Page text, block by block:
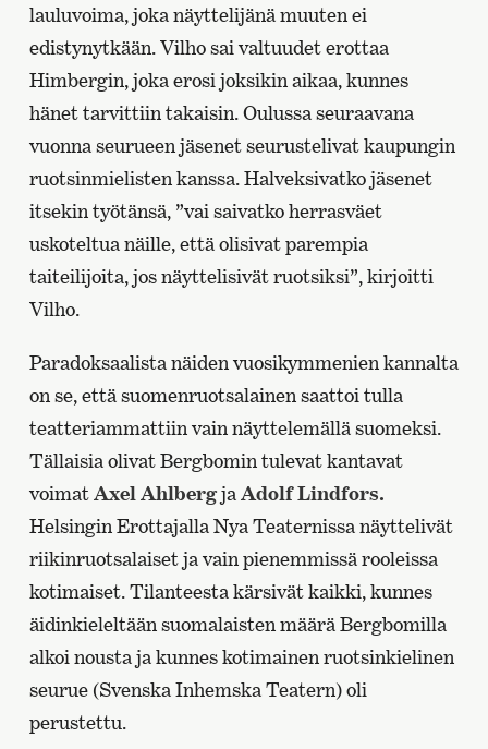
lauluvoima, joka näyttelijänä muuten ei
edistynytkään. Vilho sai valtuudet erottaa
Himbergin, joka erosi joksikin aikaa, kunnes
hänet tarvittiin takaisin. Oulussa seuraavana
vuonna seurueen jäsenet seurustelivat kaupungin
ruotsinmielisten kanssa. Halveksivatko jäsenet
itsekin työtänsä, ”vai saivatko herrasväet
uskoteltua näille, että olisivat parempia
taiteilijoita, jos näyttelisivät ruotsiksi”, kirjoitti
Vilho.
Paradoksaalista näiden vuosikymmenien kannalta
on se, että suomenruotsalainen saattoi tulla
teatteriammattiin vain näyttelemällä suomeksi.
Tällaisia olivat Bergbomin tulevat kantavat
voimatAxel AhlbergjaAdolf Lindfors.
Helsingin Erottajalla Nya Teaternissa näyttelivät
riikinruotsalaiset ja vain pienemmissä rooleissa
kotimaiset. Tilanteesta kärsivät kaikki, kunnes
äidinkieleltään suomalaisten määrä Bergbomilla
alkoi nousta ja kunnes kotimainen ruotsinkielinen
seurue (Svenska Inhemska Teatern) oli
perustettu.